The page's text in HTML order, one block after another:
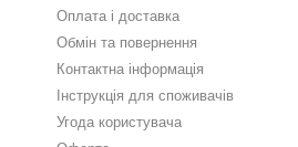
Оплата і доставка
Обмін та повернення
Контактна інформація
Інструкція для споживачів
Угода користувача